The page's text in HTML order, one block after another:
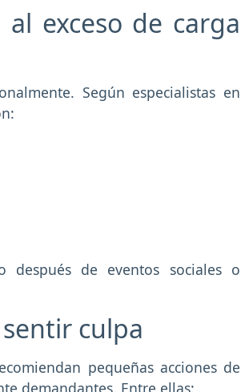
exceso de carga
Según especialistas en
después de eventos sociales o
culpa
pequeñas acciones de
demandantes. Entre ellas: